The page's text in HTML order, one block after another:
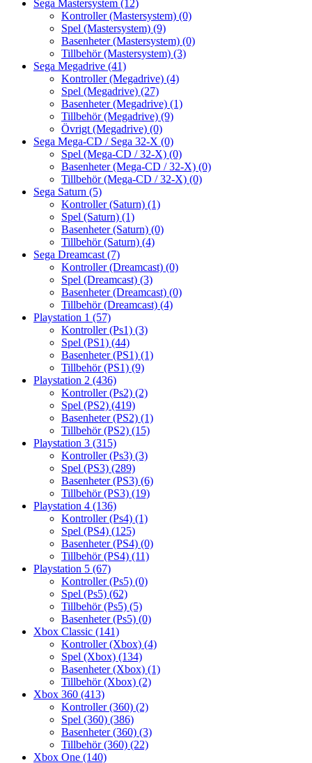
Sega Mastersystem (12)
Kontroller (Mastersystem) (0)
Spel (Mastersystem) (9)
Basenheter (Mastersystem) (0)
Tillbehör (Mastersystem) (3)
Sega Megadrive (41)
Kontroller (Megadrive) (4)
Spel (Megadrive) (27)
Basenheter (Megadrive) (1)
Tillbehör (Megadrive) (9)
Övrigt (Megadrive) (0)
Sega Mega-CD / Sega 32-X (0)
Spel (Mega-CD / 32-X) (0)
Basenheter (Mega-CD / 32-X) (0)
Tillbehör (Mega-CD / 32-X) (0)
Sega Saturn (5)
Kontroller (Saturn) (1)
Spel (Saturn) (1)
Basenheter (Saturn) (0)
Tillbehör (Saturn) (4)
Sega Dreamcast (7)
Kontroller (Dreamcast) (0)
Spel (Dreamcast) (3)
Basenheter (Dreamcast) (0)
Tillbehör (Dreamcast) (4)
Playstation 1 (57)
Kontroller (Ps1) (3)
Spel (PS1) (44)
Basenheter (PS1) (1)
Tillbehör (PS1) (9)
Playstation 2 (436)
Kontroller (Ps2) (2)
Spel (PS2) (419)
Basenheter (PS2) (1)
Tillbehör (PS2) (15)
Playstation 3 (315)
Kontroller (Ps3) (3)
Spel (PS3) (289)
Basenheter (PS3) (6)
Tillbehör (PS3) (19)
Playstation 4 (136)
Kontroller (Ps4) (1)
Spel (PS4) (125)
Basenheter (PS4) (0)
Tillbehör (PS4) (11)
Playstation 5 (67)
Kontroller (Ps5) (0)
Spel (Ps5) (62)
Tillbehör (Ps5) (5)
Basenheter (Ps5) (0)
Xbox Classic (141)
Kontroller (Xbox) (4)
Spel (Xbox) (134)
Basenheter (Xbox) (1)
Tillbehör (Xbox) (2)
Xbox 360 (413)
Kontroller (360) (2)
Spel (360) (386)
Basenheter (360) (3)
Tillbehör (360) (22)
Xbox One (140)